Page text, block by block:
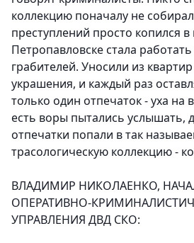
коллекцию поначалу не
преступлений просто копился
Петропавловске стала
грабителей. Уносили из
украшения, и каждый раз
только один отпечаток - уха на
есть воры пытались услышать,
отпечатки попали в так
трасологическую коллекцию -
ВЛАДИМИР НИКОЛАЕНКО,
ОПЕРАТИВНО-
УПРАВЛЕНИЯ ДВД СКО: